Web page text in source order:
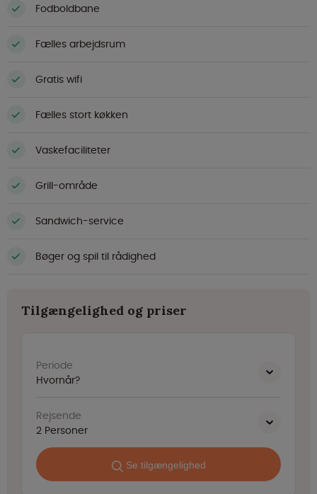
Fodboldbane
Fælles arbejdsrum
Gratis wifi
Fælles stort køkken
Vaskefaciliteter
Grill-område
Sandwich-service
Bøger og spil til rådighed
Tilgængelighed og priser
Periode
Hvornår?
Rejsende
2 Personer
Se tilgængelighed